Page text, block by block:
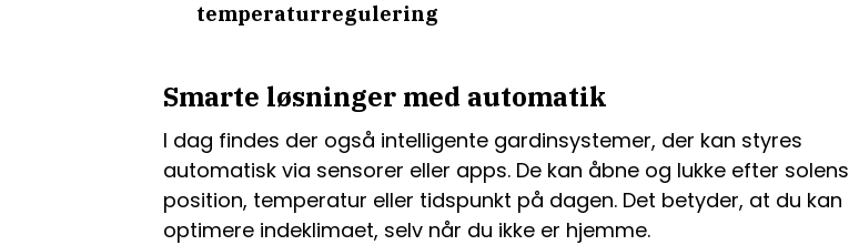
temperaturregulering
Smarte løsninger med automatik
I dag findes der også intelligente gardinsystemer, der kan styres
automatisk via sensorer eller apps. De kan åbne og lukke efter solens
position, temperatur eller tidspunkt på dagen. Det betyder, at du kan
optimere indeklimaet, selv når du ikke er hjemme.